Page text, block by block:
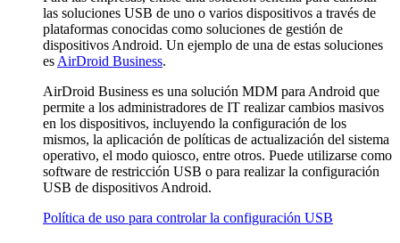
las soluciones USB de uno o varios dispositivos a través de
plataformas conocidas como soluciones de gestión de
dispositivos Android. Un ejemplo de una de estas soluciones
es AirDroid Business.
AirDroid Business es una solución MDM para Android que
permite a los administradores de IT realizar cambios masivos
en los dispositivos, incluyendo la configuración de los
mismos, la aplicación de políticas de actualización del sistema
operativo, el modo quiosco, entre otros. Puede utilizarse como
software de restricción USB o para realizar la configuración
USB de dispositivos Android.
Política de uso para controlar la configuración USB